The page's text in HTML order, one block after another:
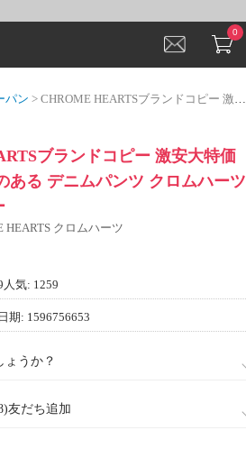
0
パン > CHROME HEARTSブランドコピー 激安大特価2022 足長効果のある デニムパンツ クロムハーツブランドコピー
ブランドコピー 激安大特価
ある デニムパンツ クロムハーツ
HEARTS クロムハーツ
人気: 1259
期: 1596756653
ょうか？
友だち追加